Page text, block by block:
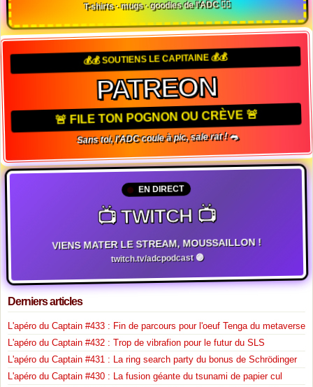
T-shirts · mugs · goodies de l'ADC 🏴‍☠️
💰💰 SOUTIENS LE CAPITAINE 💰💰
PATREON
🚨 FILE TON POGNON OU CRÈVE 🚨
Sans toi, l'ADC coule à pic, sale rat ! 🐀
EN DIRECT
📺 TWITCH 📺
VIENS MATER LE STREAM, MOUSSAILLON !
twitch.tv/adcpodcast 🟣
Derniers articles
L'apéro du Captain #433 : Fin de parcours pour l'oeuf Tenga du metaverse
L'apéro du Captain #432 : Trop de vibrafion pour le futur du SLS
L'apéro du Captain #431 : La ring search party du bonus de Schrödinger
L'apéro du Captain #430 : La fusion géante du tsunami de papier cul